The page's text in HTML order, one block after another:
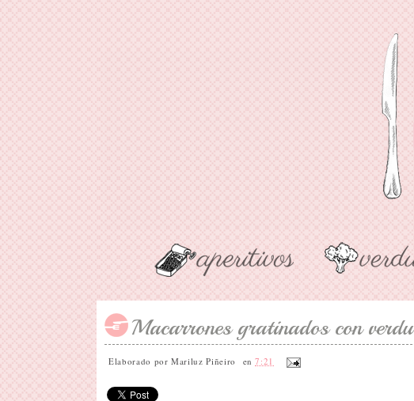
Macarrones gratinados con
Elaborado porMariluz Piñeiro en7:21